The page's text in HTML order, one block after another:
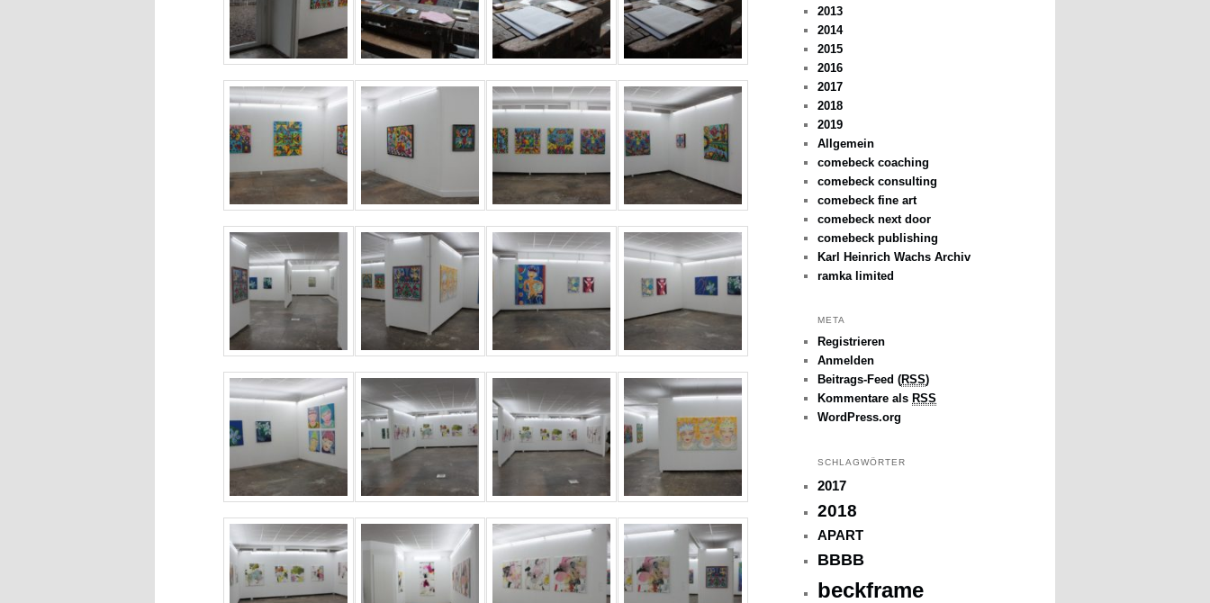
2013
2014
2015
2016
2017
2018
2019
Allgemein
comebeck coaching
comebeck consulting
comebeck fine art
comebeck next door
comebeck publishing
Karl Heinrich Wachs Archiv
ramka limited
META
Registrieren
Anmelden
Beitrags-Feed (RSS)
Kommentare als RSS
WordPress.org
SCHLAGWÖRTER
2017
2018
APART
BBBB
beckframe